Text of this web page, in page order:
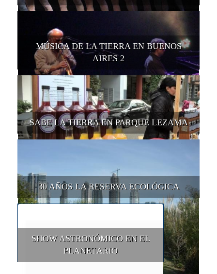
MÚSICA DE LA TIERRA EN BUENOS
AIRES 2
SABE LA TIERRA EN PARQUE LEZAMA
30 AÑOS LA RESERVA ECOLÓGICA
SHOW ASTRONÓMICO EN EL
PLANETARIO